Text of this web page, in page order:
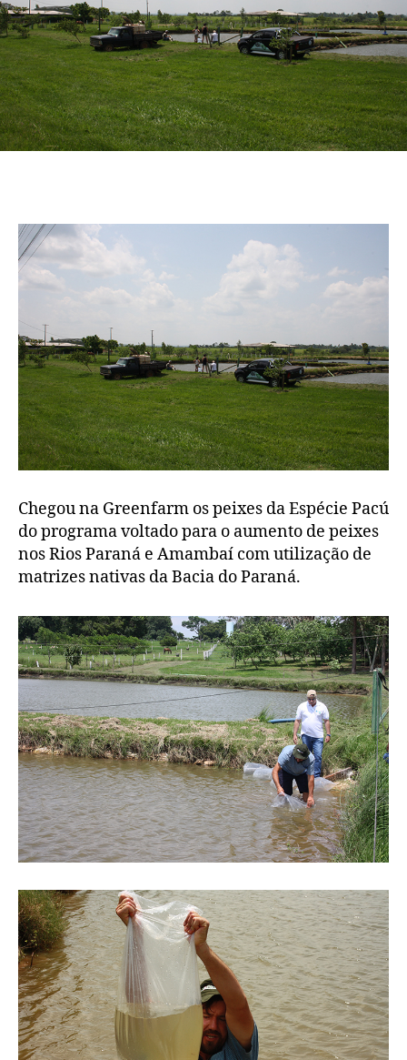
Chegou na Greenfarm os peixes da Espécie Pacú
do programa voltado para o aumento de peixes
nos Rios Paraná e Amambaí com utilização de
matrizes nativas da Bacia do Paraná.